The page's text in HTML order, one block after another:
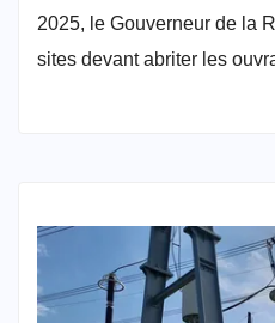
2025, le Gouverneur de la
sites devant abriter les